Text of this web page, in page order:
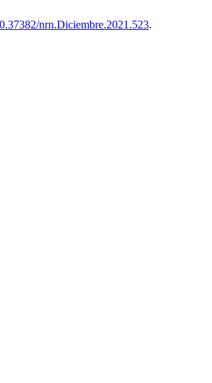
nrn.Diciembre.2021.523.